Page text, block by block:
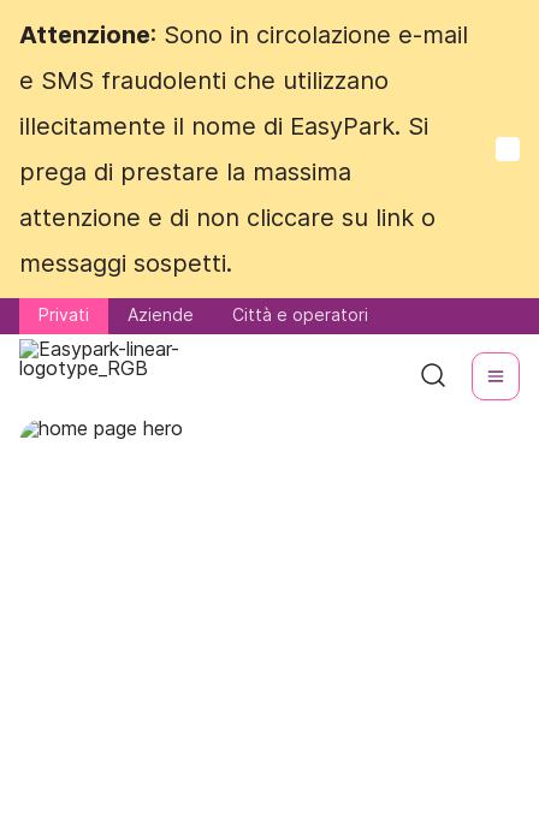
Attenzione: Sono in circolazione e-mail
e SMS fraudolenti che utilizzano
illecitamente il nome di EasyPark. Si
prega di prestare la massima
attenzione e di non cliccare su link o
messaggi sospetti.
Privati Aziende Città e operatori
Attenzione: Sono in circolazione e-mail
e SMS fraudolenti che utilizzano
illecitamente il nome di EasyPark. Si
prega di prestare la massima
attenzione e di non cliccare su link o
messaggi sospetti.
Privati Aziende Città e operatori